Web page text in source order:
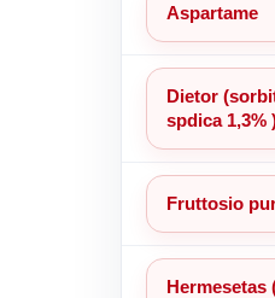
Aspartame
Dietor
spdica 1,3%
Fruttosio
Hermesetas